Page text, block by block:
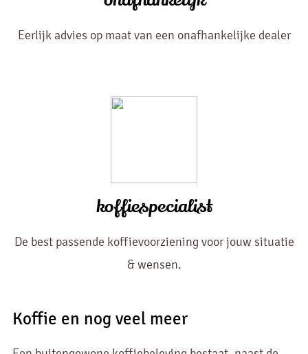
Eerlijk advies op maat van een onafhankelijke dealer
koffiespecialist
De best passende koffievoorziening voor jouw situatie
& wensen.
Koffie en nog veel meer